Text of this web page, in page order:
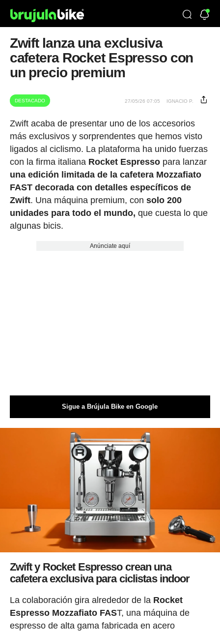
Zwift lanza una exclusiva
cafetera Rocket Espresso con
un precio premium
DESTACADO 27/05/26 07:05 IGNACIO P.
Zwift acaba de presentar uno de los accesorios
más exclusivos y sorprendentes que hemos visto
ligados al ciclismo. La plataforma ha unido fuerzas
con la firma italiana Rocket Espressopara lanzar
una edición limitada de la cafetera Mozzafiato
FAST decorada con detalles específicos de
Zwift. Una máquina premium, con solo 200
unidades para todo el mundo, que cuesta lo que
algunas bicis.
Anúnciate aquí
Sigue a Brújula Bike en Google
Zwift y Rocket Espresso crean una
cafetera exclusiva para ciclistas indoor
La colaboración gira alrededor de laRocket
Espresso Mozzafiato FAST, una máquina de
espresso de alta gama fabricada en acero